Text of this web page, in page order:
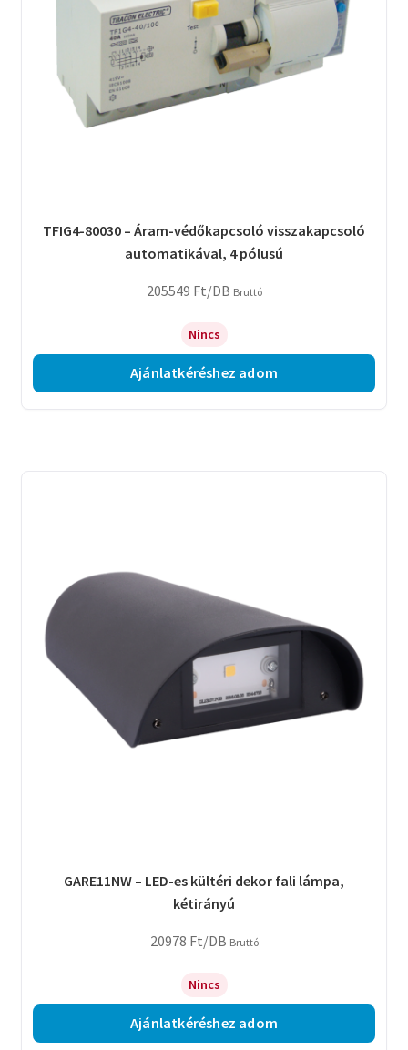
TFIG4-80030 – Áram-védőkapcsoló visszakapcsoló
automatikával, 4 pólusú
205549 Ft/DB Bruttó
Nincs
Ajánlatkéréshez adom
GARE11NW – LED-es kültéri dekor fali lámpa,
kétirányú
20978 Ft/DB Bruttó
Nincs
Ajánlatkéréshez adom